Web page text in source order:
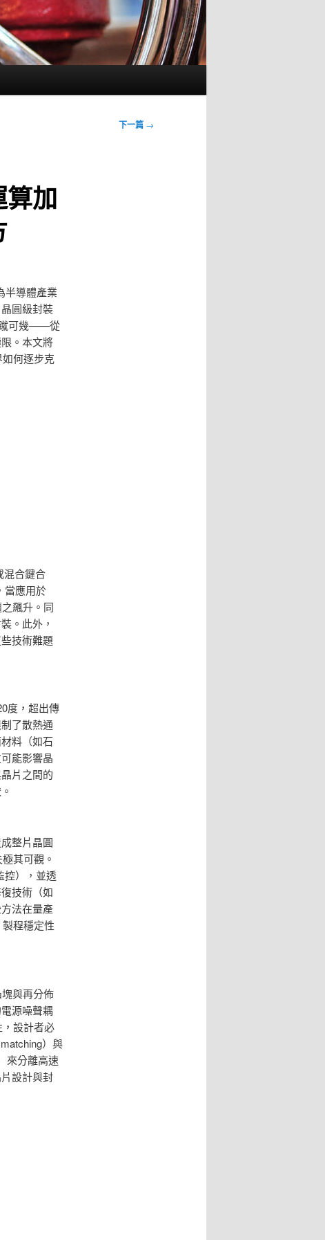
下一篇 →
加
半導體產業
圓級封裝
蹴可幾——從
。本文將
何逐步克
混合鍵合
當應用於
飆升。同
。此外，
技術難題
度，超出傳
了散熱通
料（如石
能影響晶
片之間的
整片晶圓
其可觀。
控），並透
技術（如
法在量產
程穩定性
與再分佈
源噪聲耦
設計者必
）與
來分離高速
設計與封